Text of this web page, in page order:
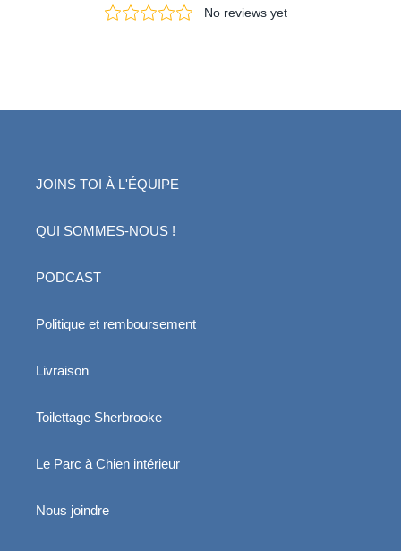
JOINS TOI À L'ÉQUIPE
QUI SOMMES-NOUS !
PODCAST
Politique et remboursement
Livraison
Toilettage Sherbrooke
Le Parc à Chien intérieur
Nous joindre